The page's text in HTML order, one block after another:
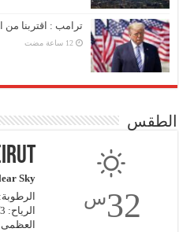
ترامب : اقتربنا من
الطقس
32س
Sky
الرطوبة: 57%
الرياح: 3كيلومتر/ساعة ج.غ
العظمى 32 • الصغرى 32